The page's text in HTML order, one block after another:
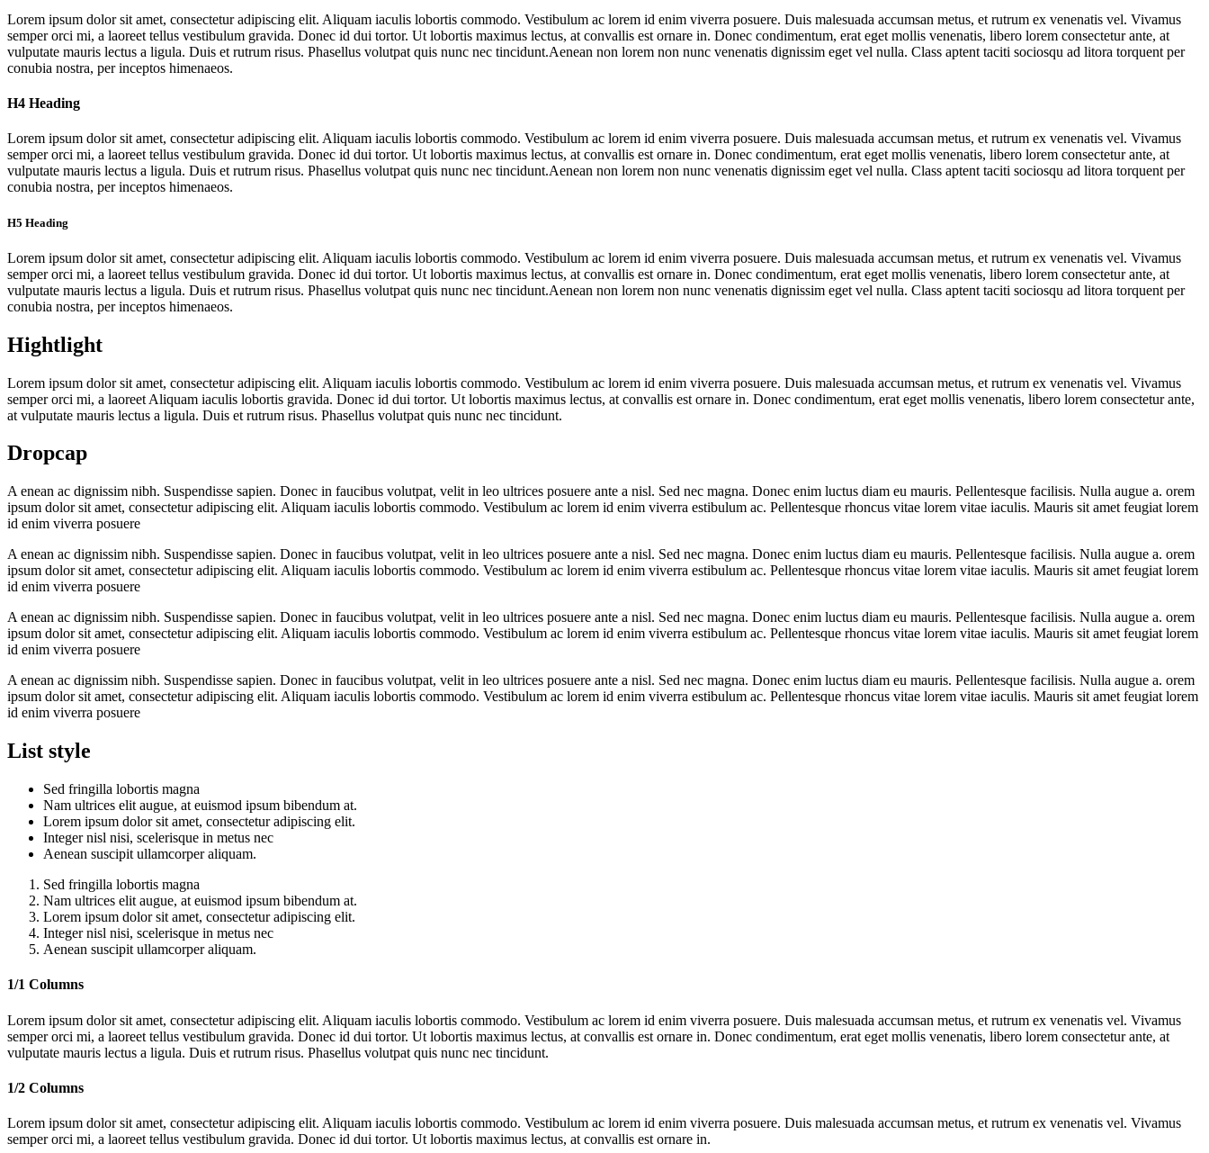
Lorem ipsum dolor sit amet, consectetur adipiscing elit. Aliquam iaculis lobortis commodo. Vestibulum ac lorem id enim viverra posuere. Duis malesuada accumsan metus, et rutrum ex venenatis vel. Vivamus
semper orci mi, a laoreet tellus vestibulum gravida. Donec id dui tortor. Ut lobortis maximus lectus, at convallis est ornare in. Donec condimentum, erat eget mollis venenatis, libero lorem consectetur ante, at
vulputate mauris lectus a ligula. Duis et rutrum risus. Phasellus volutpat quis nunc nec tincidunt.Aenean non lorem non nunc venenatis dignissim eget vel nulla. Class aptent taciti sociosqu ad litora torquent per
conubia nostra, per inceptos himenaeos.
H4 Heading
Lorem ipsum dolor sit amet, consectetur adipiscing elit. Aliquam iaculis lobortis commodo. Vestibulum ac lorem id enim viverra posuere. Duis malesuada accumsan metus, et rutrum ex venenatis vel. Vivamus
semper orci mi, a laoreet tellus vestibulum gravida. Donec id dui tortor. Ut lobortis maximus lectus, at convallis est ornare in. Donec condimentum, erat eget mollis venenatis, libero lorem consectetur ante, at
vulputate mauris lectus a ligula. Duis et rutrum risus. Phasellus volutpat quis nunc nec tincidunt.Aenean non lorem non nunc venenatis dignissim eget vel nulla. Class aptent taciti sociosqu ad litora torquent per
conubia nostra, per inceptos himenaeos.
H5 Heading
Lorem ipsum dolor sit amet, consectetur adipiscing elit. Aliquam iaculis lobortis commodo. Vestibulum ac lorem id enim viverra posuere. Duis malesuada accumsan metus, et rutrum ex venenatis vel. Vivamus
semper orci mi, a laoreet tellus vestibulum gravida. Donec id dui tortor. Ut lobortis maximus lectus, at convallis est ornare in. Donec condimentum, erat eget mollis venenatis, libero lorem consectetur ante, at
vulputate mauris lectus a ligula. Duis et rutrum risus. Phasellus volutpat quis nunc nec tincidunt.Aenean non lorem non nunc venenatis dignissim eget vel nulla. Class aptent taciti sociosqu ad litora torquent per
conubia nostra, per inceptos himenaeos.
Hightlight
Lorem ipsum dolor sit amet, consectetur adipiscing elit. Aliquam iaculis lobortis commodo. Vestibulum ac lorem id enim viverra posuere. Duis malesuada accumsan metus, et rutrum ex venenatis vel. Vivamus
semper orci mi, a laoreet Aliquam iaculis lobortis gravida. Donec id dui tortor. Ut lobortis maximus lectus, at convallis est ornare in. Donec condimentum, erat eget mollis venenatis, libero lorem consectetur ante,
at vulputate mauris lectus a ligula. Duis et rutrum risus. Phasellus volutpat quis nunc nec tincidunt.
Dropcap
A enean ac dignissim nibh. Suspendisse sapien. Donec in faucibus volutpat, velit in leo ultrices posuere ante a nisl. Sed nec magna. Donec enim luctus diam eu mauris. Pellentesque facilisis. Nulla augue a. orem
ipsum dolor sit amet, consectetur adipiscing elit. Aliquam iaculis lobortis commodo. Vestibulum ac lorem id enim viverra estibulum ac. Pellentesque rhoncus vitae lorem vitae iaculis. Mauris sit amet feugiat lorem
id enim viverra posuere
A enean ac dignissim nibh. Suspendisse sapien. Donec in faucibus volutpat, velit in leo ultrices posuere ante a nisl. Sed nec magna. Donec enim luctus diam eu mauris. Pellentesque facilisis. Nulla augue a. orem
ipsum dolor sit amet, consectetur adipiscing elit. Aliquam iaculis lobortis commodo. Vestibulum ac lorem id enim viverra estibulum ac. Pellentesque rhoncus vitae lorem vitae iaculis. Mauris sit amet feugiat lorem
id enim viverra posuere
A enean ac dignissim nibh. Suspendisse sapien. Donec in faucibus volutpat, velit in leo ultrices posuere ante a nisl. Sed nec magna. Donec enim luctus diam eu mauris. Pellentesque facilisis. Nulla augue a. orem
ipsum dolor sit amet, consectetur adipiscing elit. Aliquam iaculis lobortis commodo. Vestibulum ac lorem id enim viverra estibulum ac. Pellentesque rhoncus vitae lorem vitae iaculis. Mauris sit amet feugiat lorem
id enim viverra posuere
A enean ac dignissim nibh. Suspendisse sapien. Donec in faucibus volutpat, velit in leo ultrices posuere ante a nisl. Sed nec magna. Donec enim luctus diam eu mauris. Pellentesque facilisis. Nulla augue a. orem
ipsum dolor sit amet, consectetur adipiscing elit. Aliquam iaculis lobortis commodo. Vestibulum ac lorem id enim viverra estibulum ac. Pellentesque rhoncus vitae lorem vitae iaculis. Mauris sit amet feugiat lorem
id enim viverra posuere
List style
Sed fringilla lobortis magna
Nam ultrices elit augue, at euismod ipsum bibendum at.
Lorem ipsum dolor sit amet, consectetur adipiscing elit.
Integer nisl nisi, scelerisque in metus nec
Aenean suscipit ullamcorper aliquam.
Sed fringilla lobortis magna
Nam ultrices elit augue, at euismod ipsum bibendum at.
Lorem ipsum dolor sit amet, consectetur adipiscing elit.
Integer nisl nisi, scelerisque in metus nec
Aenean suscipit ullamcorper aliquam.
1/1 Columns
Lorem ipsum dolor sit amet, consectetur adipiscing elit. Aliquam iaculis lobortis commodo. Vestibulum ac lorem id enim viverra posuere. Duis malesuada accumsan metus, et rutrum ex venenatis vel. Vivamus
semper orci mi, a laoreet tellus vestibulum gravida. Donec id dui tortor. Ut lobortis maximus lectus, at convallis est ornare in. Donec condimentum, erat eget mollis venenatis, libero lorem consectetur ante, at
vulputate mauris lectus a ligula. Duis et rutrum risus. Phasellus volutpat quis nunc nec tincidunt.
1/2 Columns
Lorem ipsum dolor sit amet, consectetur adipiscing elit. Aliquam iaculis lobortis commodo. Vestibulum ac lorem id enim viverra posuere. Duis malesuada accumsan metus, et rutrum ex venenatis vel. Vivamus
semper orci mi, a laoreet tellus vestibulum gravida. Donec id dui tortor. Ut lobortis maximus lectus, at convallis est ornare in.